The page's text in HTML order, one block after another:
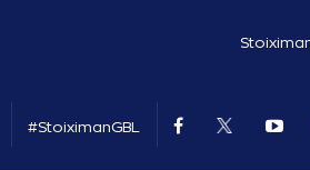
#StoiximanGBL